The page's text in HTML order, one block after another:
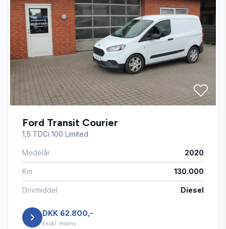
Fartpilot
Fjernbetjent centrallås
Kørecomputer
Sædevarme
Tågelygter
Ford Transit Courier
1,5 TDCi 100 Limited
Modelår 2020
Km 130.000
Drivmiddel Diesel
DKK 62.800,-
Ekskl. moms